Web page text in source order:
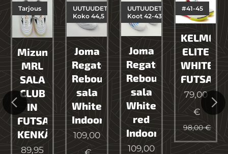
Mizuno
MRL
SALA
CLUB
IN
FUTSAL
KENKÄ
Tarjous
89,95
Joma
Regate
Rebound
sala
White
Indoor
UUTUUDET
Koko 44,5
109,00
Joma
Regate
Rebound
sala
White
red
Indoor
UUTUUDET
Koot 42-43
109,00
KELME
ELITE
WHITE
FUTSAL
#41-45
79,00
€
98,00€